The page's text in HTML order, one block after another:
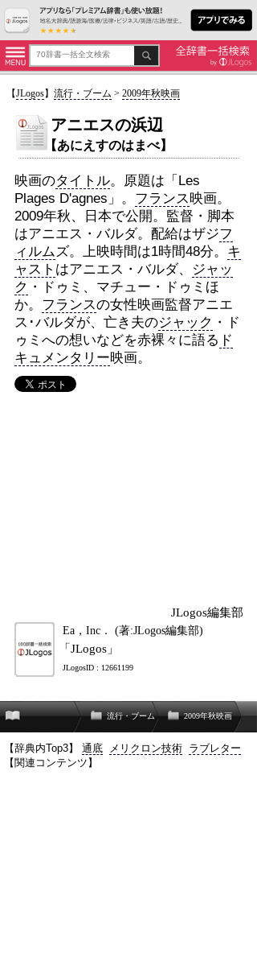
【JLogos】 流行・ブーム > 2009年秋映画
アニエスの浜辺
【あにえすのはまべ】
映画のタイトル。原題は「Les
Plages D'agnes」。 フランス映画。
2009年秋、日本で公開。監督・脚本
はアニエス・バルダ。配給はザジフ
ィルムズ。上映時間は1時間48分。 キ
ャスト はアニエス・バルダ、
ジャッ
ク ・ドゥミ、マチュー・ドゥミほ
か。 フランスの女性映画監督アニエ
ス･バルダが、亡き夫のジャック ・ド
ゥミへの想いなどを赤裸々に語る ド
キュメンタリー映画。
JLogos編集部
Ea，Inc． (著:JLogos編集部)
「JLogos」
JLogosID : 12661199
流行・ブーム 2009年秋映画
【辞典内Top3】 通底 メリクロン技術 ラブレター
【関連コンテンツ】